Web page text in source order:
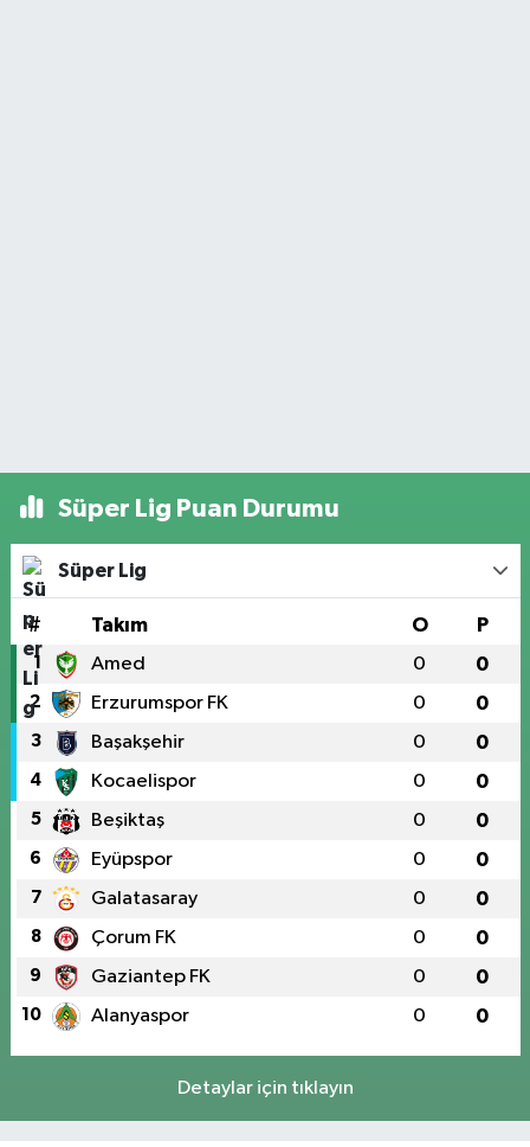
Süper Lig Puan Durumu
Süper Lig
# Takım O P
1 Amed 0 0
2 Erzurumspor FK 0 0
3 Başakşehir 0 0
4 Kocaelispor 0 0
5 Beşiktaş 0 0
6 Eyüpspor 0 0
7 Galatasaray 0 0
8 Çorum FK 0 0
9 Gaziantep FK 0 0
10 Alanyaspor 0 0
Detaylar için tıklayın